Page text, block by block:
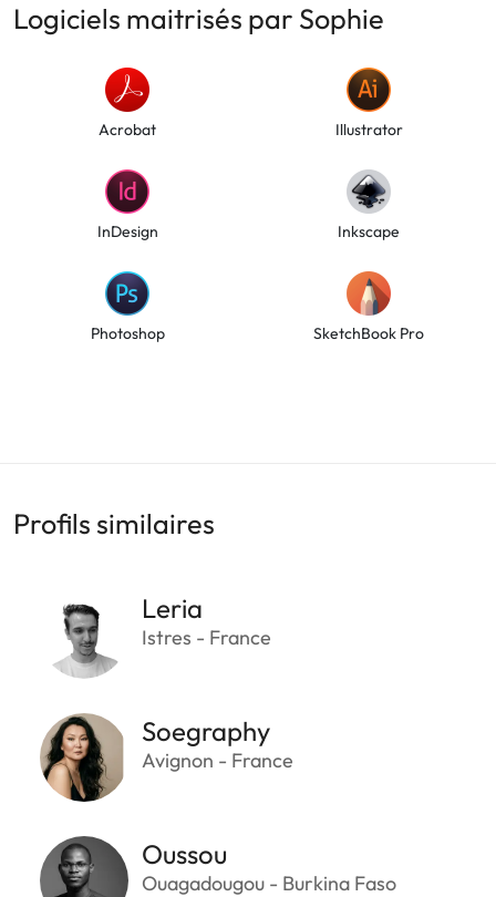
Logiciels maitrisés par Sophie
Acrobat Illustrator
InDesign Inkscape
Photoshop SketchBook Pro
Profils similaires
Leria
Istres - France
Soegraphy
Avignon - France
Oussou
Ouagadougou - Burkina Faso